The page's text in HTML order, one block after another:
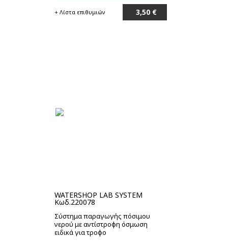
+ Λίστα επιθυμιών 3,50 €
WATERSHOP LAB SYSTEM
Κωδ.220078
Σύστημα παραγωγής πόσιμου
νερού με αντίστροφη όσμωση
ειδικά για τροφο